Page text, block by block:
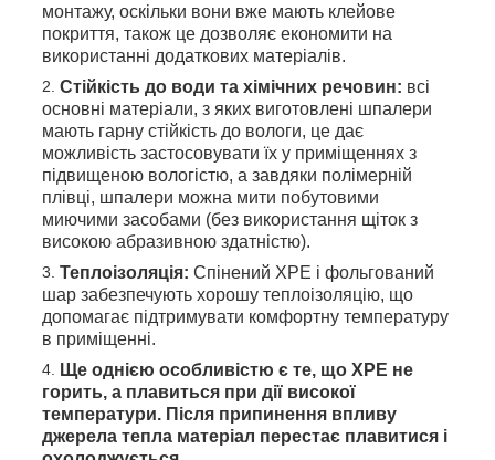
монтажу, оскільки вони вже мають клейове
покриття, також це дозволяє економити на
використанні додаткових матеріалів.
Стійкість до води та хімічних речовин: всі
основні матеріали, з яких виготовлені шпалери
мають гарну стійкість до вологи, це дає
можливість застосовувати їх у приміщеннях з
підвищеною вологістю, а завдяки полімерній
плівці, шпалери можна мити побутовими
миючими засобами (без використання щіток з
високою абразивною здатністю).
Теплоізоляція: Спінений ХРЕ і фольгований
шар забезпечують хорошу теплоізоляцію, що
допомагає підтримувати комфортну температуру
в приміщенні.
Ще однією особливістю є те, що ХРЕ не
горить, а плавиться при дії високої
температури. Після припинення впливу
джерела тепла матеріал перестає плавитися і